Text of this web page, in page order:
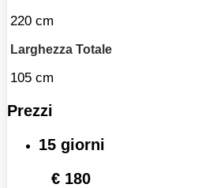
220 cm
Larghezza Totale
105 cm
Prezzi
15 giorni
€ 180